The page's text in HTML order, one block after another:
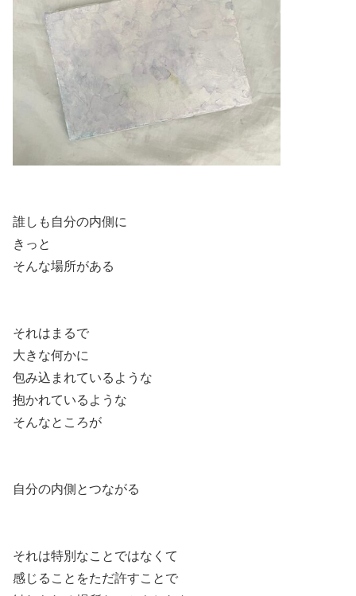
誰しも自分の内側に
きっと
そんな場所がある
それはまるで
大きな何かに
包み込まれているような
抱かれているような
そんなところが
自分の内側とつながる
それは特別なことではなくて
感じることをただ許すことで